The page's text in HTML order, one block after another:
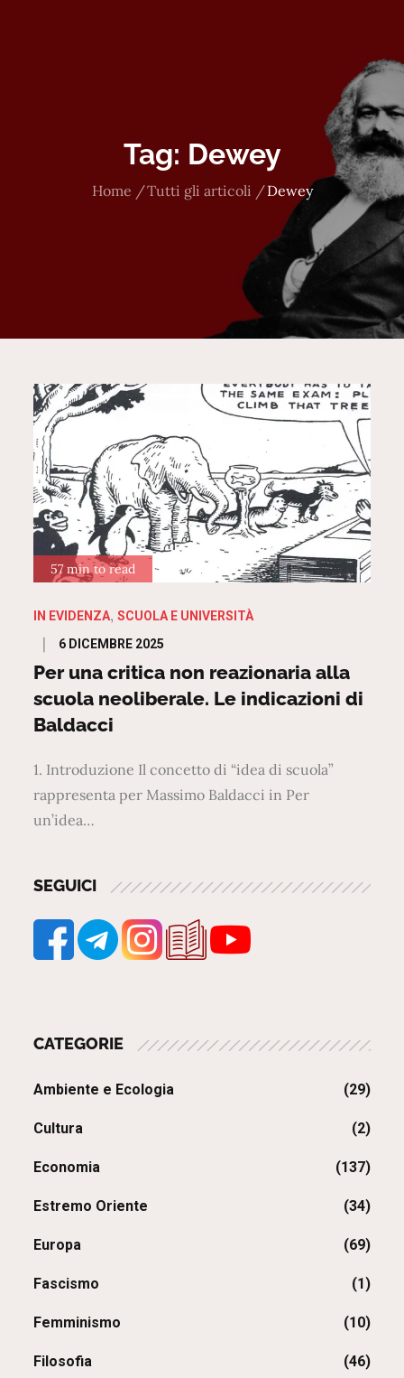
Tag: Dewey
Home Tutti gli articoli Dewey
57 min to read
IN EVIDENZA SCUOLA E UNIVERSITÀ
Posted
on
6 DICEMBRE 2025
Per una critica non reazionaria alla
scuola neoliberale. Le indicazioni di
Baldacci
1. Introduzione Il concetto di “idea di scuola”
rappresenta per Massimo Baldacci in Per
un’idea…
SEGUICI
CATEGORIE
Ambiente e Ecologia (29)
Cultura (2)
Economia (137)
Estremo Oriente (34)
Europa (69)
Fascismo (1)
Femminismo (10)
Filosofia (46)